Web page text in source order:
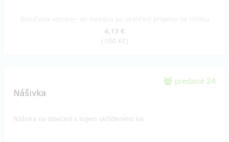
4,13 €
(100 Kč)
predané 24
Nášivka
Nášivka na oblečení s logem okřídleného lva.